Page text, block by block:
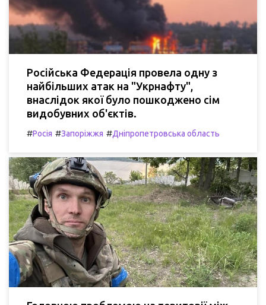
Російська Федерація провела одну з
найбільших атак на "Укрнафту",
внаслідок якої було пошкоджено сім
видобувних об'єктів.
#Росія #Запоріжжя #Дніпропетровська область